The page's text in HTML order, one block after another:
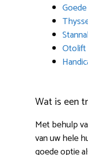
Otolift
Wat is een
Met behulp
van uw hele